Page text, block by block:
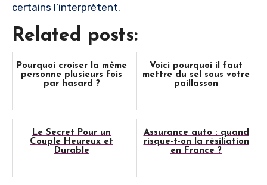
certains l’interprètent.
Related posts:
Pourquoi croiser la même
personne plusieurs fois
par hasard ?
Voici pourquoi il faut
mettre du sel sous votre
paillasson
Le Secret Pour un
Couple Heureux et
Durable
Assurance auto : quand
risque-t-on la résiliation
en France ?